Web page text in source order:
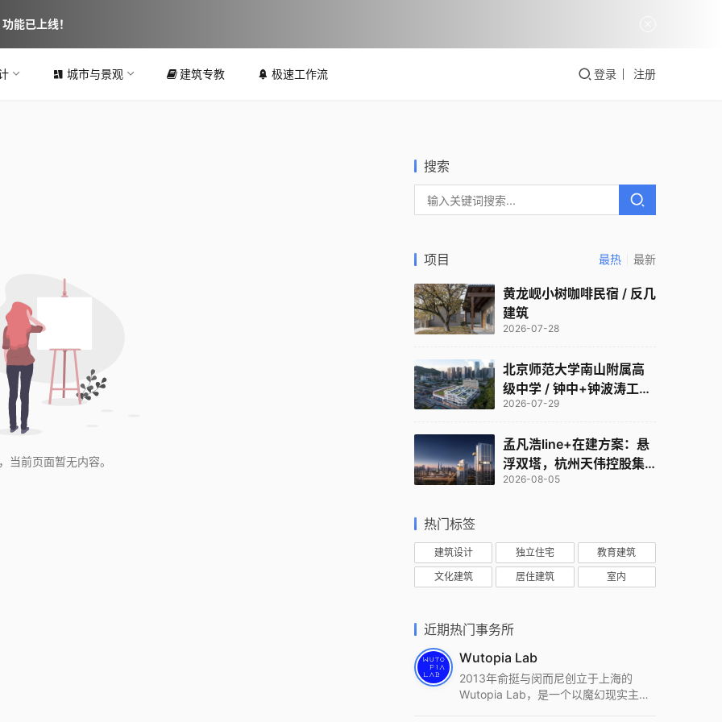
城市与景观 建筑专教 极速工作流 登录 注册
当前页面暂无内容。
搜索
项目 最热 最新
黄龙岘小树咖啡民宿 / 反几
建筑
2026-07-28
北京师范大学南山附属高
级中学 / 钟中+钟波涛工作
室
2026-07-29
孟凡浩line+在建方案：悬
浮双塔，杭州天伟控股集
团总部
2026-08-05
热门标签
建筑设计 独立住宅 教育建筑
文化建筑 居住建筑 室内
近期热门事务所
Wutopia Lab
2013年俞挺与闵而尼创立于上海的
Wutopia Lab，是一个以魔幻现实主
能已上线！